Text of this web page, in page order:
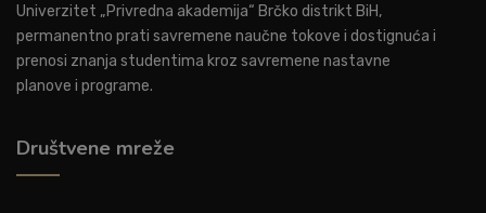
Univerzitet „Privredna akademija“ Brčko distrikt BiH,
permanentno prati savremene naučne tokove i dostignuća i
prenosi znanja studentima kroz savremene nastavne
planove i programe.
Društvene mreže